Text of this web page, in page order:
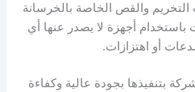
التخريم والقص الخاصة بالخرسانة
باستخدام أجهزة لا يصدر عنها أي
أو اهتزازات.
بتنفيذها بجودة عالية وكفاءة